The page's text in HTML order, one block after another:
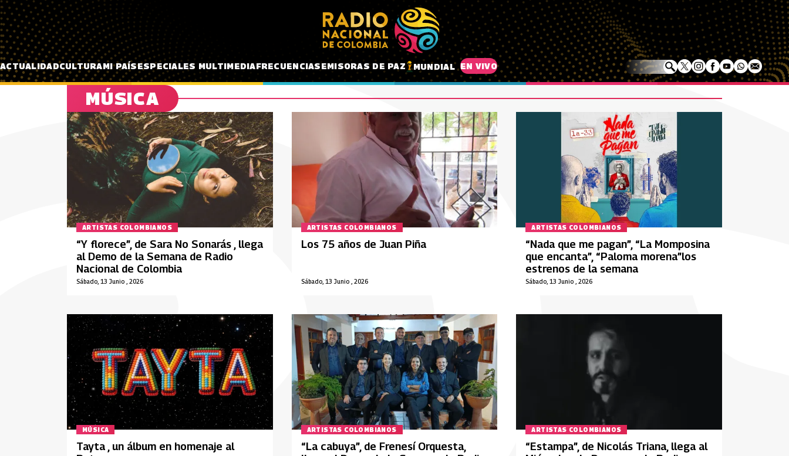
Pasar al contenido principal
ACTUALIDADCULTURAMI PAÍSESPECIALES MULTIMEDIAFRECUENCIASEMISORAS DE PAZ MUNDIAL EN VIVO
MÚSICA
ARTISTAS COLOMBIANOS
Sábado, 13 Junio , 2026
“Y florece”, de Sara No Sonarás , llega
al Demo de la Semana de Radio
Nacional de Colombia
ARTISTAS COLOMBIANOS
Sábado, 13 Junio , 2026
Los 75 años de Juan Piña
ARTISTAS COLOMBIANOS
Sábado, 13 Junio , 2026
“Nada que me pagan”, “La Momposina
que encanta”, “Paloma morena”los
estrenos de la semana
MÚSICA
Tayta , un álbum en homenaje al
ARTISTAS COLOMBIANOS
“La cabuya”, de Frenesí Orquesta,
ARTISTAS COLOMBIANOS
“Estampa”, de Nicolás Triana, llega al